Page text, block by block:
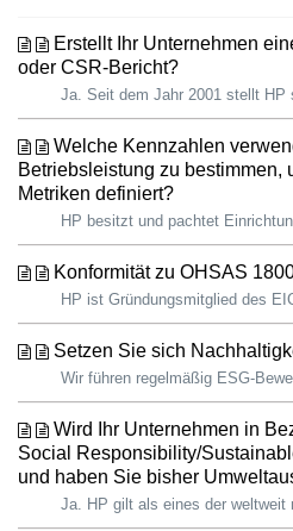
Erstellt Ihr Unternehmen
oder CSR-Bericht?
Welche Kennzahlen
Betriebsleistung zu bestimmen,
Metriken definiert?
Konformität zu OHSAS
Setzen Sie sich
Wird Ihr Unternehmen in
Social Responsibility/
und haben Sie bisher